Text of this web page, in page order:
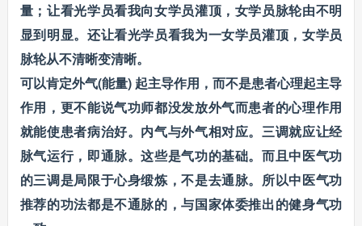
量；让看光学员看我向女学员灌顶，女学员脉轮由不明
显到明显。还让看光学员看我为一女学员灌顶，女学员
脉轮从不清晰变清晰。
可以肯定外气(能量) 起主导作用，而不是患者心理起主导
作用，更不能说气功师都没发放外气而患者的心理作用
就能使患者病治好。内气与外气相对应。三调就应让经
脉气运行，即通脉。这些是气功的基础。而且中医气功
的三调是局限于心身缎炼，不是去通脉。所以中医气功
推荐的功法都是不通脉的，与国家体委推出的健身气功